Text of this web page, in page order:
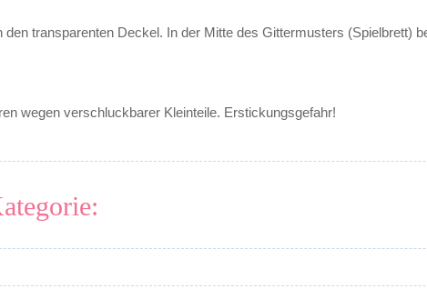
transparenten Deckel. In der Mitte des Gittermusters (Spielbrett)
wegen verschluckbarer Kleinteile. Erstickungsgefahr!